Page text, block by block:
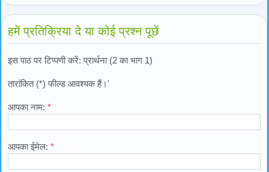
हमें प्रतिक्रिया दे या कोई प्रश्न पूछें
इस पाठ पर टिप्पणी करें: प्रार्थना (2 का भाग 1)
तारांकित (*) फील्ड आवश्यक हैं।'
आपका नाम: *
आपका ईमेल: *